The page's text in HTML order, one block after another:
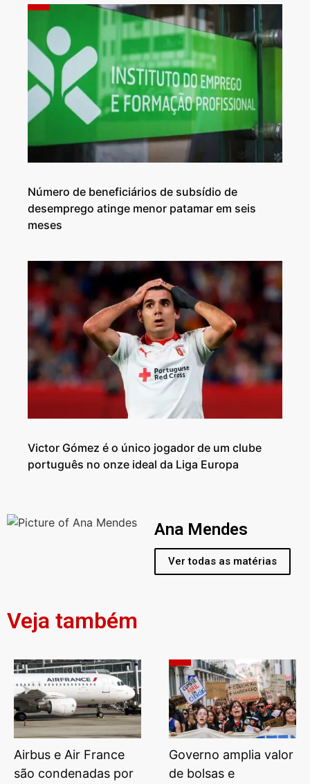
Número de beneficiários de subsídio de
desemprego atinge menor patamar em seis
meses
Victor Gómez é o único jogador de um clube
português no onze ideal da Liga Europa
Ana Mendes
Ver todas as matérias
Veja também
Airbus e Air France
são condenadas por
Governo amplia valor
de bolsas e